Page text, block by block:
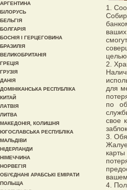
1.
2.
для
по
свое
3.
4.
АРГЕНТИНА
БІЛОРУСЬ
БЕЛЬГІЯ
БОЛГАРІЯ
БОСНІЯ І ГЕРЦЕГОВИНА
БРАЗИЛІЯ
ВЕЛИКОБРИТАНІЯ
ГРЕЦІЯ
ГРУЗІЯ
ДАНІЯ
ДОМІНІКАНСЬКА РЕСПУБЛІКА
КИТАЙ
ЛАТВІЯ
ЛИТВА
МАКЕДОНІЯ, КОЛИШНЯ
ЮГОСЛАВСЬКА РЕСПУБЛІКА
МАЛЬДІВИ
НІДЕРЛАНДИ
НІМЕЧЧИНА
НОРВЕГІЯ
ОБ\'ЄДНАНІ АРАБСЬКІ ЕМІРАТИ
ПОЛЬЩА